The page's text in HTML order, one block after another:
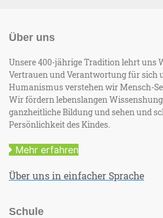
Über uns
Unsere 400-jährige Tradition lehrt uns
Vertrauen und Verantwortung für sich
Humanismus verstehen wir Mensch-
Wir fördern lebenslangen
ganzheitliche Bildung und sehen und
Persönlichkeit des Kindes.
Mehr erfahren
Über uns in einfacher Sprache
Schule